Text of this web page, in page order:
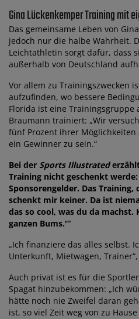
Gina Lückenkemper Training mit
Das gemeinsame Leben von
jedoch nur die halbe Wahrheit.
Leichtathletin sorgt dafür, dass
außerhalb von Deutschland
Vor allem zu Trainingszwecken
aufzufinden, wo bessere
Florida ist eine Trainingsgruppe
Braumann trainiert: „Wir
fünf Prozent ihrer Möglichkeiten
ein Gewinner zu sein.“
Bei der Sports Illustrated
Training nicht geschenkt
Sponsorengelder. Das Training,
schenkt mir keiner. Da ist
das so cool, was du da machst.
ganzen Bums.'“
„Ich finanziere das alles selbst.
Unterkunft, Mietwagen,
Auch privat ist es für die
Spagat hinzubekommen: „Ich
hätte noch nie Zweifel daran
ist, so viel Zeit weg von zu